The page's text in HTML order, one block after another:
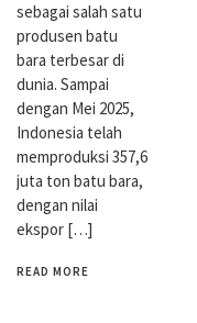
sebagai salah satu
produsen batu
bara terbesar di
dunia. Sampai
dengan Mei 2025,
Indonesia telah
memproduksi 357,6
juta ton batu bara,
dengan nilai
ekspor […]
READ MORE